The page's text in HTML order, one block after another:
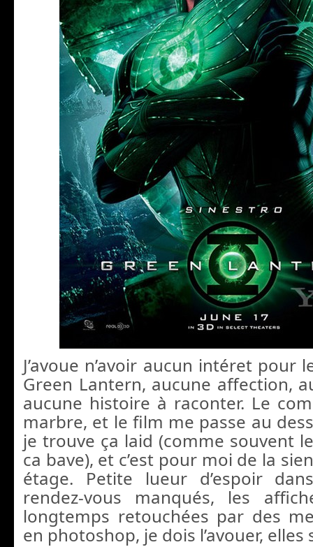
J’avoue n’avoir aucun intéret pour
Green Lantern, aucune affection,
aucune histoire à raconter. Le
marbre, et le film me passe au
je trouve ça laid (comme souvent
ca bave), et c’est pour moi de la
étage. Petite lueur d’espoir
rendez-vous manqués, les
longtemps retouchées par des
en photoshop, je dois l’avouer,